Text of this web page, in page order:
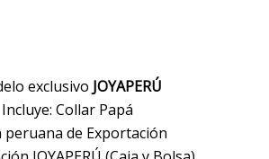
exclusivo JOYAPERÚ
Incluye: Collar Papá
peruana de Exportación